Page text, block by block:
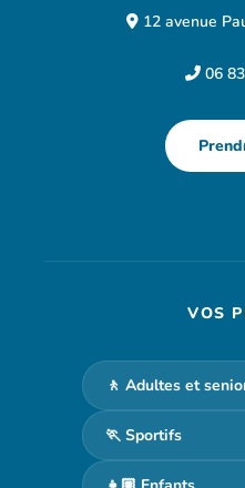
12 avenue
06
VOS
🚶 Adultes et
🏃 Sportifs